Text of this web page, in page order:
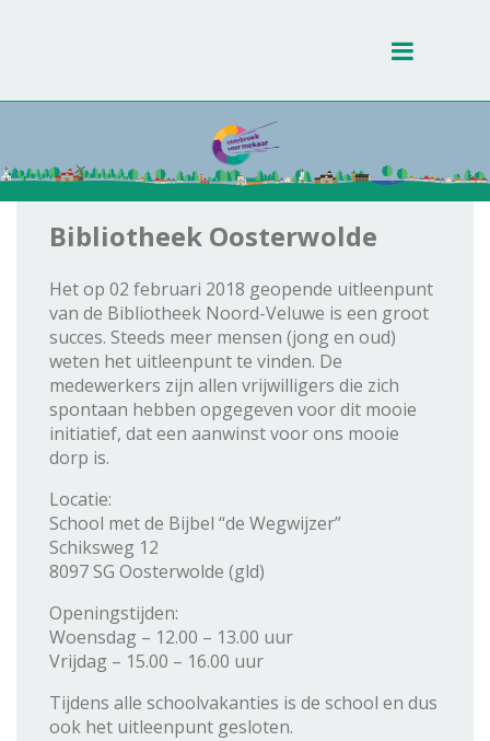
Toggle
Bibliotheek Oosterwolde
Het op 02 februari 2018 geopende uitleenpunt
van de Bibliotheek Noord-Veluwe is een groot
succes. Steeds meer mensen (jong en oud)
weten het uitleenpunt te vinden. De
medewerkers zijn allen vrijwilligers die zich
spontaan hebben opgegeven voor dit mooie
initiatief, dat een aanwinst voor ons mooie
dorp is.
Locatie:
School met de Bijbel “de Wegwijzer”
Schiksweg 12
8097 SG Oosterwolde (gld)
Openingstijden:
Woensdag – 12.00 – 13.00 uur
Vrijdag – 15.00 – 16.00 uur
Tijdens alle schoolvakanties is de school en dus
ook het uitleenpunt gesloten.